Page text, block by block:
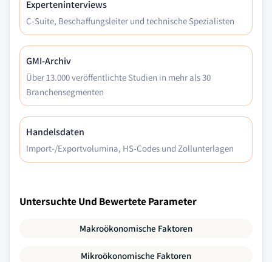
Experteninterviews
C-Suite, Beschaffungsleiter und technische Spezialisten
GMI-Archiv
Über 13.000 veröffentlichte Studien in mehr als 30
Branchensegmenten
Handelsdaten
Import-/Exportvolumina, HS-Codes und Zollunterlagen
Untersuchte Und Bewertete Parameter
Makroökonomische Faktoren
Mikroökonomische Faktoren